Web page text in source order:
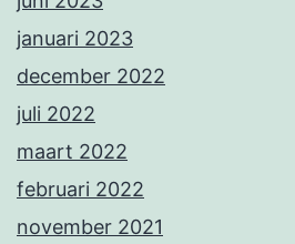
januari 2023
december 2022
juli 2022
maart 2022
februari 2022
november 2021